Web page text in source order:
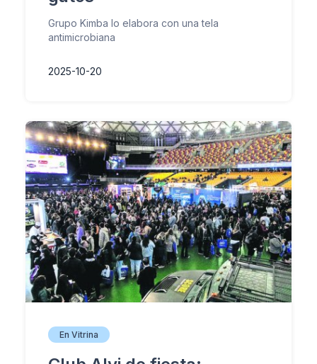
Grupo Kimba lo elabora con una tela
antimicrobiana
2025-10-20
En Vitrina